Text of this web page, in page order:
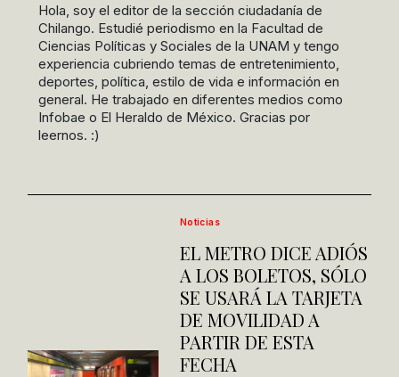
Hola, soy el editor de la sección ciudadanía de
Chilango. Estudié periodismo en la Facultad de
Ciencias Políticas y Sociales de la UNAM y tengo
experiencia cubriendo temas de entretenimiento,
deportes, política, estilo de vida e información en
general. He trabajado en diferentes medios como
Infobae o El Heraldo de México. Gracias por
leernos. :)
Noticias
EL METRO DICE ADIÓS
A LOS BOLETOS, SÓLO
SE USARÁ LA TARJETA
DE MOVILIDAD A
PARTIR DE ESTA
FECHA